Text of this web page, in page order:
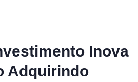
Inova
Adquirindo